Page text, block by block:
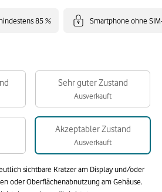
85 % Smartphone ohne
Sehr guter Zustand
Ausverkauft
Akzeptabler Zustand
Ausverkauft
sichtbare Kratzer am Display und/oder
oder Oberflächenabnutzung am Gehäuse.